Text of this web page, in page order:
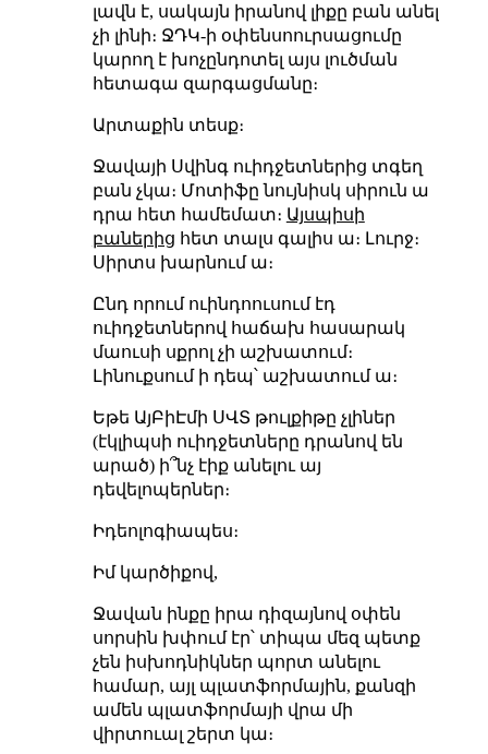
լավն է, սակայն իրանով լիքը բան անել
չի լինի։ ՋԴԿ-ի օփենսոուրսացումը
կարող է խոչընդոտել այս լուծման
հետագա զարգացմանը։
Արտաքին տեսք։
Ջավայի Սվինգ ուիդջետներից տգեղ
բան չկա։ Մոտիֆը նույնիսկ սիրուն ա
դրա հետ համեմատ։ Այսպիսի
բաներից հետ տալս գալիս ա։ Լուրջ։
Սիրտս խարնում ա։
Ընդ որում ուինդոուսում էդ
ուիդջետներով հաճախ հասարակ
մաուսի սքրոլ չի աշխատում։
Լինուքսում ի դեպ՝ աշխատում ա։
Եթե ԱյԲիԷմի ՍՎՏ թուլքիթը չլիներ
(էկլիպսի ուիդջետները դրանով են
արած) ի՞նչ էիք անելու այ
դեվելոպերներ։
Իդեոլոգիապես։
Իմ կարծիքով,
Ջավան ինքը իրա դիզայնով օփեն
սորսին խփում էր՝ տիպա մեզ պետք
չեն իսխոդնիկներ պորտ անելու
համար, այլ պլատֆորմային, քանզի
ամեն պլատֆորմայի վրա մի
վիրտուալ շերտ կա։